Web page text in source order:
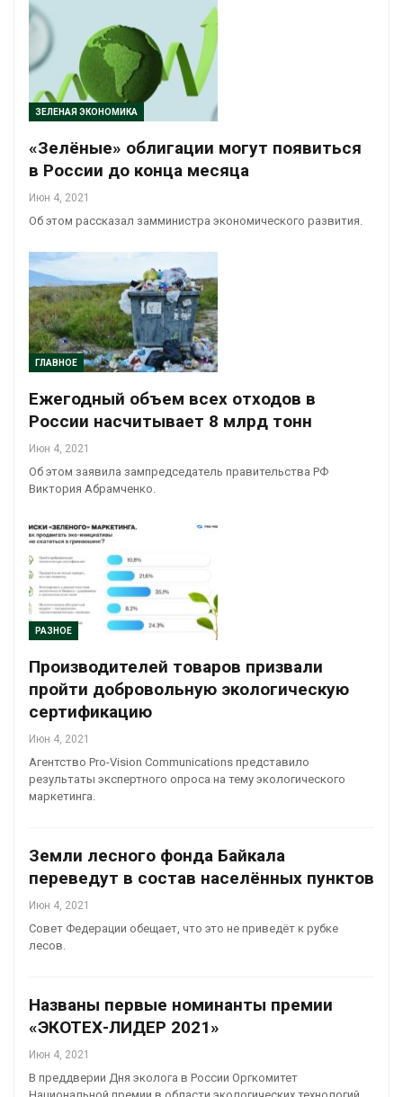
ЗЕЛЕНАЯ ЭКОНОМИКА
«Зелёные» облигации могут появиться
в России до конца месяца
Июн 4, 2021
Об этом рассказал замминистра экономического развития.
ГЛАВНОЕ
Ежегодный объем всех отходов в
России насчитывает 8 млрд тонн
Июн 4, 2021
Об этом заявила зампредседатель правительства РФ
Виктория Абрамченко.
РАЗНОЕ
Производителей товаров призвали
пройти добровольную экологическую
сертификацию
Июн 4, 2021
Агентство Pro-Vision Communications представило
результаты экспертного опроса на тему экологического
маркетинга.
Земли лесного фонда Байкала
переведут в состав населённых пунктов
Июн 4, 2021
Совет Федерации обещает, что это не приведёт к рубке
лесов.
Названы первые номинанты премии
«ЭКОТЕХ-ЛИДЕР 2021»
Июн 4, 2021
В преддверии Дня эколога в России Оргкомитет